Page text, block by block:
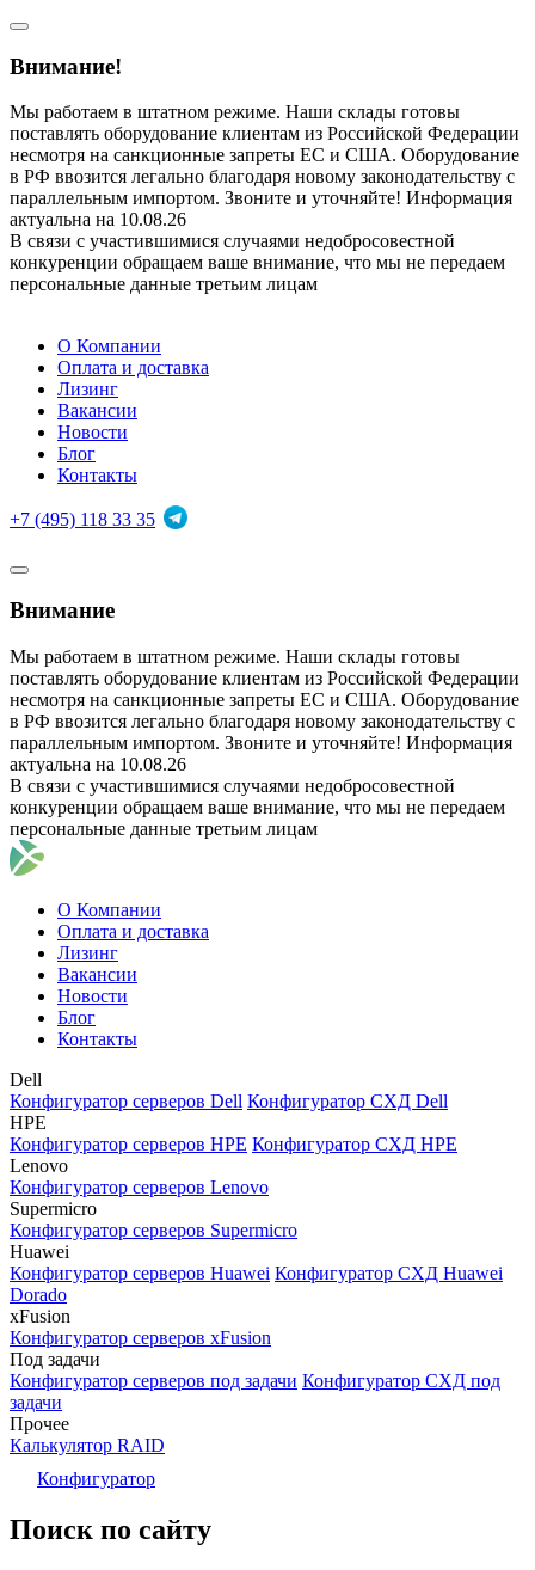
Внимание!
Мы работаем в штатном режиме. Наши склады готовы
поставлять оборудование клиентам из Российской Федерации
несмотря на санкционные запреты ЕС и США. Оборудование
в РФ ввозится легально благодаря новому законодательству с
параллельным импортом. Звоните и уточняйте! Информация
актуальна на 10.08.26
В связи с участившимися случаями недобросовестной
конкуренции обращаем ваше внимание, что мы не передаем
персональные данные третьим лицам
О Компании
Оплата и доставка
Лизинг
Вакансии
Новости
Блог
Контакты
+7 (495) 118 33 35
Внимание
Мы работаем в штатном режиме. Наши склады готовы
поставлять оборудование клиентам из Российской Федерации
несмотря на санкционные запреты ЕС и США. Оборудование
в РФ ввозится легально благодаря новому законодательству с
параллельным импортом. Звоните и уточняйте! Информация
актуальна на 10.08.26
В связи с участившимися случаями недобросовестной
конкуренции обращаем ваше внимание, что мы не передаем
персональные данные третьим лицам
О Компании
Оплата и доставка
Лизинг
Вакансии
Новости
Блог
Контакты
Dell
Конфигуратор серверов Dell Конфигуратор СХД Dell
HPE
Конфигуратор серверов HPE Конфигуратор СХД HPE
Lenovo
Конфигуратор серверов Lenovo
Supermicro
Конфигуратор серверов Supermicro
Huawei
Конфигуратор серверов Huawei Конфигуратор СХД Huawei
Dorado
xFusion
Конфигуратор серверов xFusion
Под задачи
Конфигуратор серверов под задачи Конфигуратор СХД под
задачи
Прочее
Калькулятор RAID
Конфигуратор
Поиск по сайту